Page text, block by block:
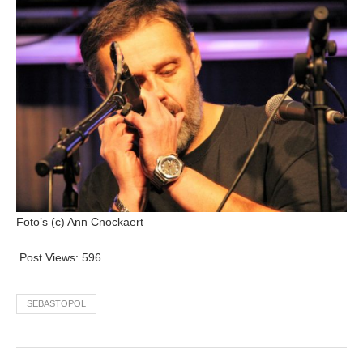
Foto’s (c) Ann Cnockaert
Post Views: 596
SEBASTOPOL